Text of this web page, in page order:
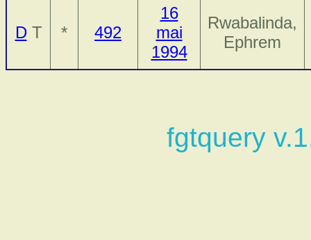
DT * 492
16
mai
1994
Rwabalinda,
Ephrem
fgtquery